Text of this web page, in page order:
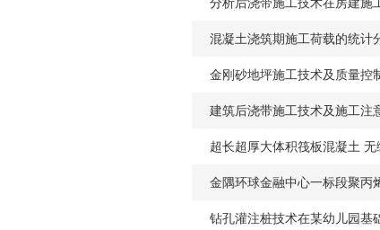
混凝土浇筑期施工荷载的统计
金刚砂地坪施工技术及质量控
建筑后浇带施工技术及施工注
超长超厚大体积筏板混凝土
金隅环球金融中心一标段聚丙
钻孔灌注桩技术在某幼儿园基